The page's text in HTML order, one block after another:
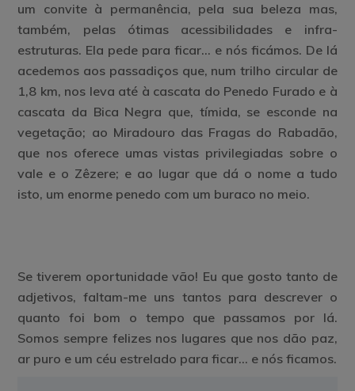
um convite à permanência, pela sua beleza mas,
também, pelas ótimas acessibilidades e infra-
estruturas. Ela pede para ficar… e nós ficámos. De lá
acedemos aos passadiços que, num trilho circular de
1,8 km, nos leva até à cascata do Penedo Furado e à
cascata da Bica Negra que, tímida, se esconde na
vegetação; ao Miradouro das Fragas do Rabadão,
que nos oferece umas vistas privilegiadas sobre o
vale e o Zêzere; e ao lugar que dá o nome a tudo
isto, um enorme penedo com um buraco no meio.
Se tiverem oportunidade vão! Eu que gosto tanto de
adjetivos, faltam-me uns tantos para descrever o
quanto foi bom o tempo que passamos por lá.
Somos sempre felizes nos lugares que nos dão paz,
ar puro e um céu estrelado para ficar… e nós ficamos.